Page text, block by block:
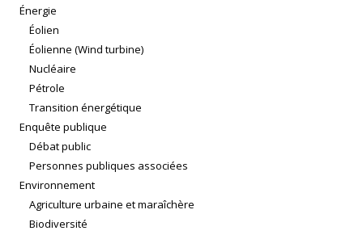
Énergie
Éolien
Éolienne (Wind turbine)
Nucléaire
Pétrole
Transition énergétique
Enquête publique
Débat public
Personnes publiques associées
Environnement
Agriculture urbaine et maraîchère
Biodiversité